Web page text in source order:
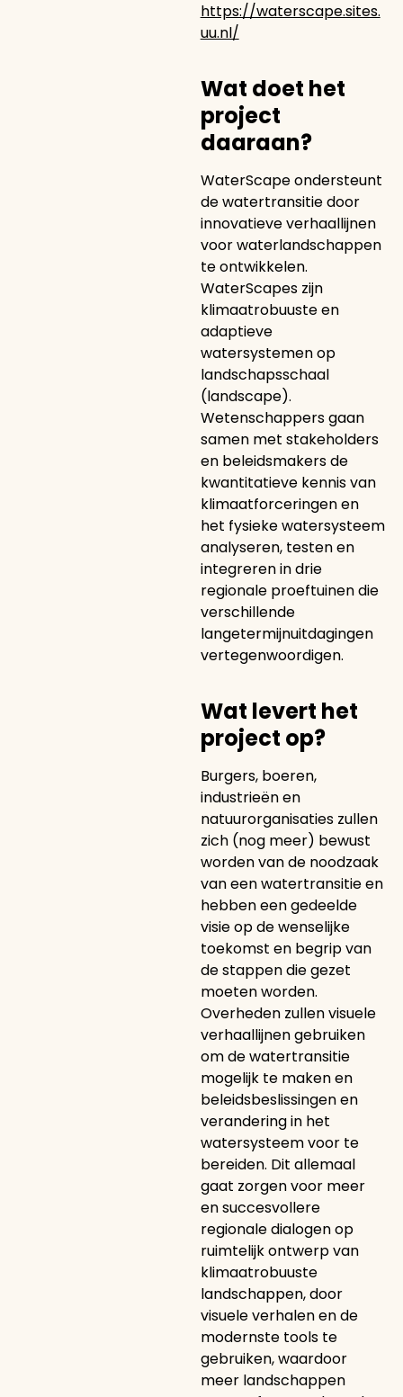
https://waterscape.sites.
uu.nl/
Wat doet het
project
daaraan?
WaterScape ondersteunt
de watertransitie door
innovatieve verhaallijnen
voor waterlandschappen
te ontwikkelen.
WaterScapes zijn
klimaatrobuuste en
adaptieve
watersystemen op
landschapsschaal
(landscape).
Wetenschappers gaan
samen met stakeholders
en beleidsmakers de
kwantitatieve kennis van
klimaatforceringen en
het fysieke watersysteem
analyseren, testen en
integreren in drie
regionale proeftuinen die
verschillende
langetermijnuitdagingen
vertegenwoordigen.
Wat levert het
project op?
Burgers, boeren,
industrieën en
natuurorganisaties zullen
zich (nog meer) bewust
worden van de noodzaak
van een watertransitie en
hebben een gedeelde
visie op de wenselijke
toekomst en begrip van
de stappen die gezet
moeten worden.
Overheden zullen visuele
verhaallijnen gebruiken
om de watertransitie
mogelijk te maken en
beleidsbeslissingen en
verandering in het
watersysteem voor te
bereiden. Dit allemaal
gaat zorgen voor meer
en succesvollere
regionale dialogen op
ruimtelijk ontwerp van
klimaatrobuuste
landschappen, door
visuele verhalen en de
modernste tools te
gebruiken, waardoor
meer landschappen